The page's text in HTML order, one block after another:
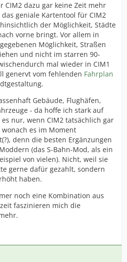
CIM2 dazu gar keine Zeit mehr
geniale Kartentool für CIM2
der Möglichkeit, Städte
vorne bringt. Vor allem in
Möglichkeit, Straßen
und nicht im starren 90-
mal wieder in CIM1
genervt vom fehlenden Fahrplan
Gebäude, Flughäfen,
- da hoffe ich stark auf
nur, wenn CIM2 tatsächlich gar
es im Moment
denn die besten Ergänzungen
(das S-Bahn-Mod, als ein
von vielen). Nicht, weil sie
gerne dafür gezahlt, sondern
haben.
noch eine Kombination aus
faszinieren mich die